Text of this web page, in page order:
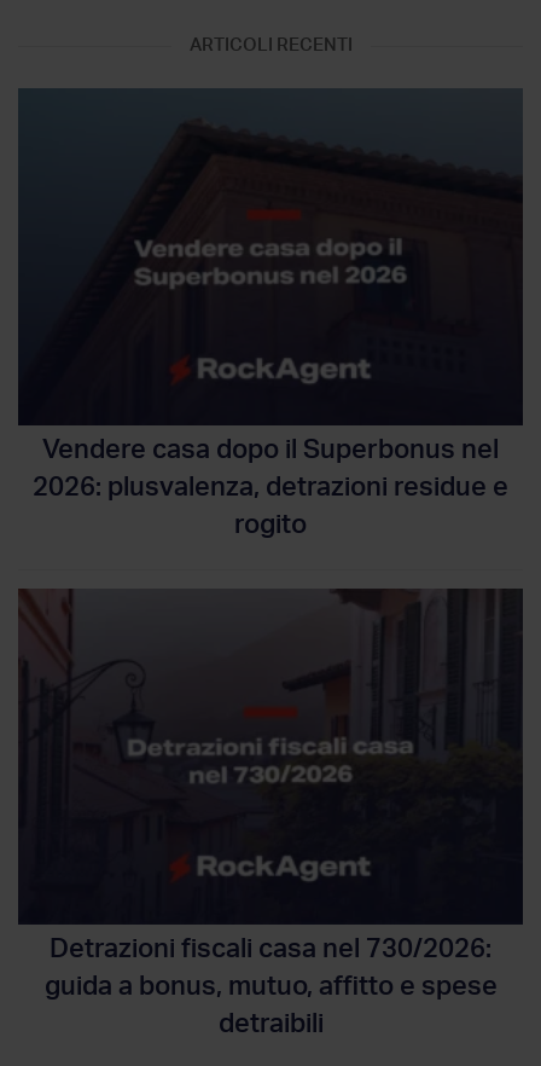
ARTICOLI RECENTI
Vendere casa dopo il Superbonus nel
2026: plusvalenza, detrazioni residue e
rogito
Detrazioni fiscali casa nel 730/2026:
guida a bonus, mutuo, affitto e spese
detraibili